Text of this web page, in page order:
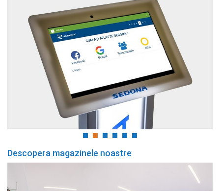
Descopera magazinele noastre